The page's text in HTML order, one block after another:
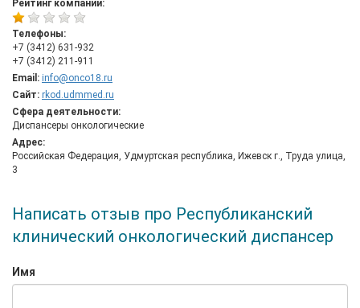
Рейтинг компании:
Телефоны:
+7 (3412) 631-932
+7 (3412) 211-911
Email: info@onco18.ru
Сайт: rkod.udmmed.ru
Сфера деятельности:
Диспансеры онкологические
Адрес:
Российская Федерация, Удмуртская республика, Ижевск г., Труда улица,
3
Написать отзыв про Республиканский
клинический онкологический диспансер
Имя